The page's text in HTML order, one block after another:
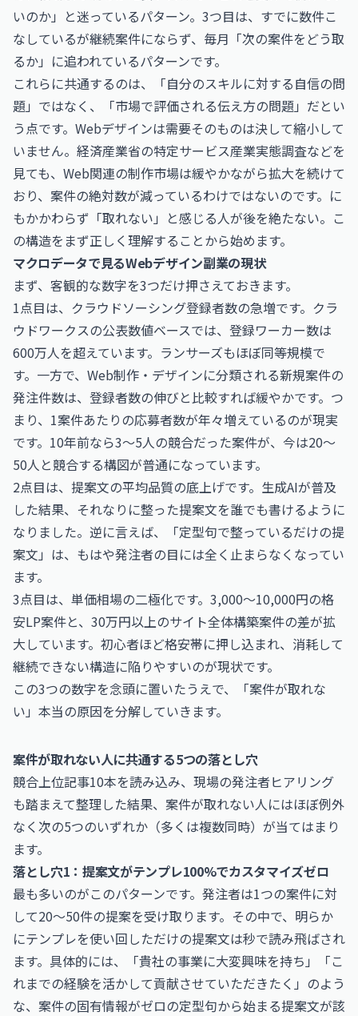
いのか」と迷っているパターン。3つ目は、すでに数件こ
なしているが継続案件にならず、毎月「次の案件をどう取
るか」に追われているパターンです。
これらに共通するのは、「自分のスキルに対する自信の問
題」ではなく、「市場で評価される伝え方の問題」だとい
う点です。Webデザインは需要そのものは決して縮小して
いません。経済産業省の特定サービス産業実態調査などを
見ても、Web関連の制作市場は緩やかながら拡大を続けて
おり、案件の絶対数が減っているわけではないのです。に
もかかわらず「取れない」と感じる人が後を絶たない。こ
の構造をまず正しく理解することから始めます。
マクロデータで見るWebデザイン副業の現状
まず、客観的な数字を3つだけ押さえておきます。
1点目は、クラウドソーシング登録者数の急増です。クラ
ウドワークスの公表数値ベースでは、登録ワーカー数は
600万人を超えています。ランサーズもほぼ同等規模で
す。一方で、Web制作・デザインに分類される新規案件の
発注件数は、登録者数の伸びと比較すれば緩やかです。つ
まり、1案件あたりの応募者数が年々増えているのが現実
です。10年前なら3〜5人の競合だった案件が、今は20〜
50人と競合する構図が普通になっています。
2点目は、提案文の平均品質の底上げです。生成AIが普及
した結果、それなりに整った提案文を誰でも書けるように
なりました。逆に言えば、「定型句で整っているだけの提
案文」は、もはや発注者の目には全く止まらなくなってい
ます。
3点目は、単価相場の二極化です。3,000〜10,000円の格
安LP案件と、30万円以上のサイト全体構築案件の差が拡
大しています。初心者ほど格安帯に押し込まれ、消耗して
継続できない構造に陥りやすいのが現状です。
この3つの数字を念頭に置いたうえで、「案件が取れな
い」本当の原因を分解していきます。
案件が取れない人に共通する5つの落とし穴
競合上位記事10本を読み込み、現場の発注者ヒアリング
も踏まえて整理した結果、案件が取れない人にはほぼ例外
なく次の5つのいずれか（多くは複数同時）が当てはまり
ます。
落とし穴1：提案文がテンプレ100%でカスタマイズゼロ
最も多いのがこのパターンです。発注者は1つの案件に対
して20〜50件の提案を受け取ります。その中で、明らか
にテンプレを使い回しただけの提案文は秒で読み飛ばされ
ます。具体的には、「貴社の事業に大変興味を持ち」「こ
れまでの経験を活かして貢献させていただきたく」のよう
な、案件の固有情報がゼロの定型句から始まる提案文が該